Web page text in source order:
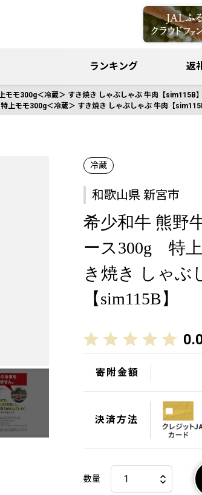
ランキング 返
モ300g＜冷蔵＞ すき焼き しゃぶしゃぶ 牛肉【sim115B】
モモ300g＜冷蔵＞ すき焼き しゃぶしゃぶ 牛肉【
冷蔵
和歌山県 新宮市
希少和牛 熊野
ース300g 特
き焼き しゃぶ
【sim115B】
寄附金額
決済方法
数量